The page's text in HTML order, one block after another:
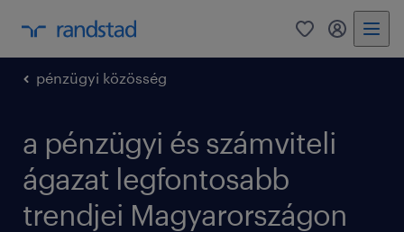
0
pénzügyi közösség
a pénzügyi és számviteli
ágazat legfontosabb
trendjei Magyarországon